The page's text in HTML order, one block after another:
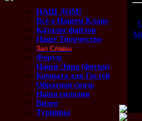
НАШ ДОМ!
Всё о Нашем Клане
Каталог файлов
Наше Творчество
Зал Славы
Форум
Наши Лица (фотки)
Комната для Гостей
Обратная связь
Наша гильдия
Видео
Турниры